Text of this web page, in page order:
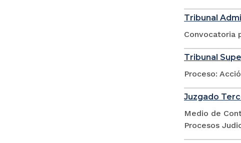
Tribunal
Convocatoria
Tribunal
Proceso:
Juzgado
Medio de
Procesos